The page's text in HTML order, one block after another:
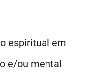
espiritual em
e/ou mental